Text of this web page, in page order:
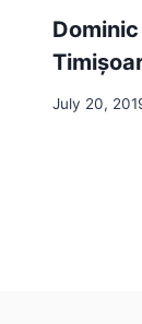
July 20,